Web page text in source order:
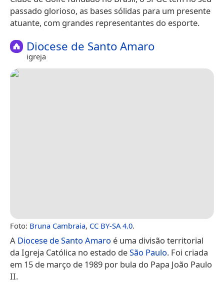
passado glorioso, as bases sólidas para um presente
atuante, com grandes representantes do esporte.
Diocese de Santo Amaro
igreja
Foto: Bruna Cambraia, CC BY-SA 4.0.
A Diocese de Santo Amaro é uma divisão territorial
da Igreja Católica no estado deSão Paulo. Foi criada
em 15 de março de 1989 por bula do Papa João Paulo
II.